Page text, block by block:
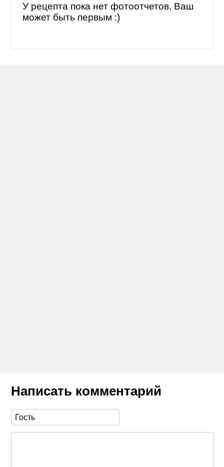
У рецепта пока нет фотоотчетов, Ваш
может быть первым :)
Написать комментарий